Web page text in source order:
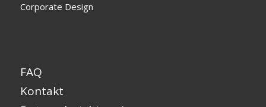
Corporate Design
FAQ
Kontakt